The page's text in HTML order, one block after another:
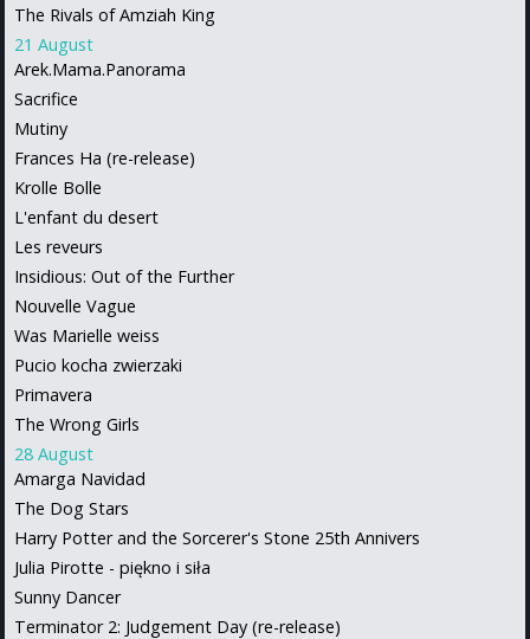
The Rivals of Amziah King
21 August
Arek.Mama.Panorama
Sacrifice
Mutiny
Frances Ha (re-release)
Krolle Bolle
L'enfant du desert
Les reveurs
Insidious: Out of the Further
Nouvelle Vague
Was Marielle weiss
Pucio kocha zwierzaki
Primavera
The Wrong Girls
28 August
Amarga Navidad
The Dog Stars
Harry Potter and the Sorcerer's Stone 25th Annivers
Julia Pirotte - piękno i siła
Sunny Dancer
Terminator 2: Judgement Day (re-release)